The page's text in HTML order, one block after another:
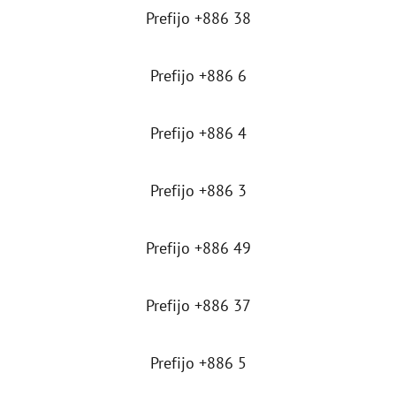
Prefijo +886 38
Prefijo +886 6
Prefijo +886 4
Prefijo +886 3
Prefijo +886 49
Prefijo +886 37
Prefijo +886 5